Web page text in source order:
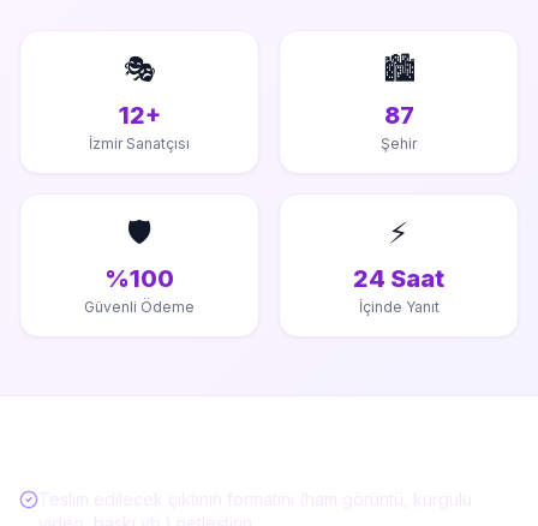
🎭
12+
İzmir Sanatçısı
🏙️
87
Şehir
🛡️
%100
Güvenli Ödeme
⚡
24 Saat
İçinde Yanıt